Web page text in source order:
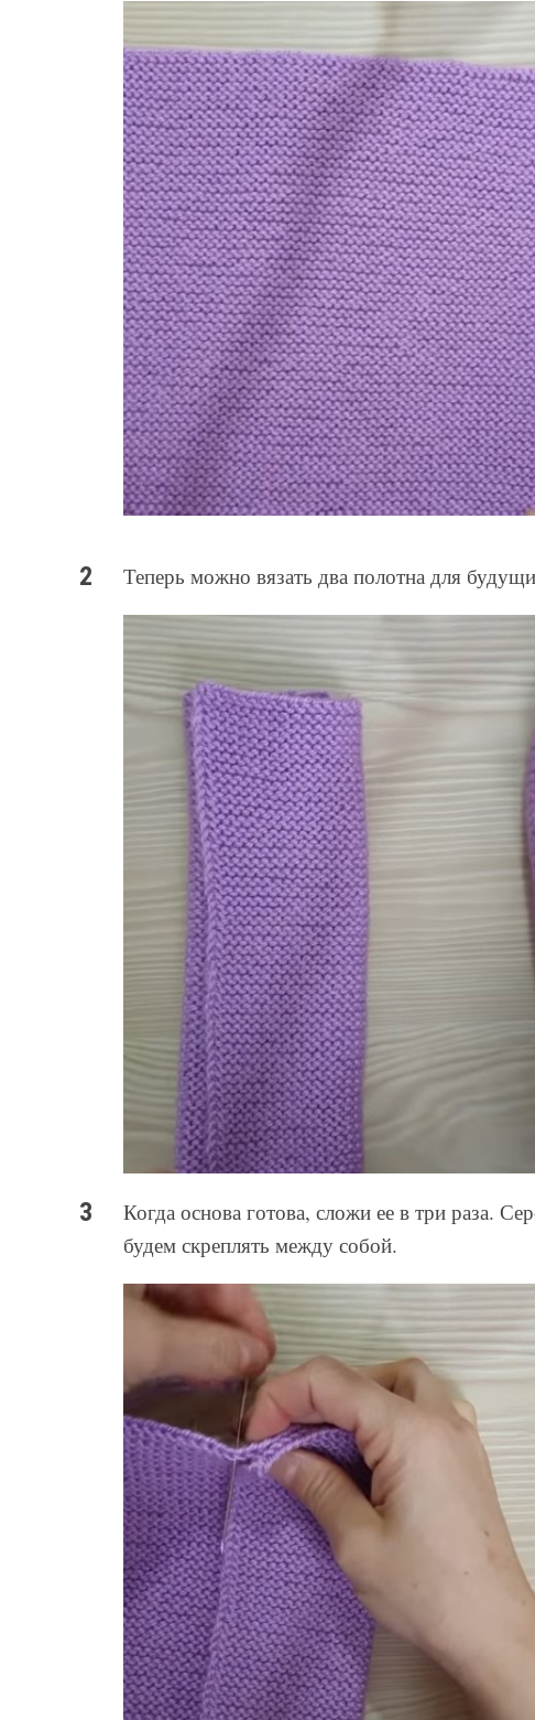
Теперь можно вязать два полотна для
Когда основа готова, сложи ее в три раза.
будем скреплять между собой.